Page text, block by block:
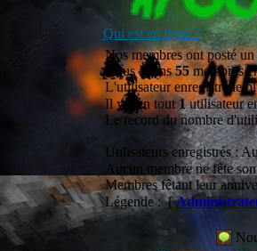
Qui est en ligne ?
Nos membres ont posté
Nous avons55membres
L'utilisateur enregistré le
Il y a en tout1utilisateur
Le record du nombre
Utilisateurs enregistrés :
Aucun membre ne fête
Membres fêtant leur
Légende : [